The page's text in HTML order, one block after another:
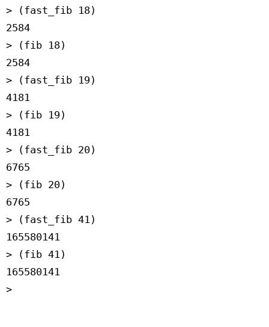
> (fast_fib 18)
2584
> (fib 18)
2584
> (fast_fib 19)
4181
> (fib 19)
4181
> (fast_fib 20)
6765
> (fib 20)
6765
> (fast_fib 41)
165580141
> (fib 41)
165580141
>